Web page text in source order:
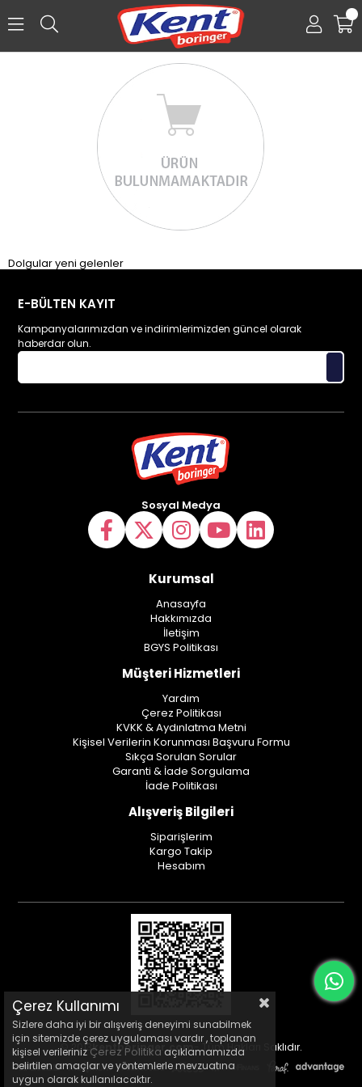
Üye Ol Facebook İle Bağlan
0
Dolgular yeni gelenler
E-BÜLTEN KAYIT
Kampanyalarımızdan ve indirimlerimizden güncel olarak
haberdar olun.
Sosyal Medya
Kurumsal
Anasayfa
Hakkımızda
İletişim
BGYS Politikası
Müşteri Hizmetleri
Yardım
Çerez Politikası
KVKK & Aydınlatma Metni
Kişisel Verilerin Korunması Başvuru Formu
Sıkça Sorulan Sorular
Garanti & İade Sorgulama
İade Politikası
Alışveriş Bilgileri
Siparişlerim
Kargo Takip
Hesabım
© 2013kentboringer.com- Tüm Hakları Saklıdır.
Çerez Kullanımı
Sizlere daha iyi bir alışveriş deneyimi sunabilmek
için sitemizde çerez uygulaması vardır , toplanan
kişisel verileriniz Çerez Politika açıklamamızda
belirtilen amaçlar ve yöntemlerle mevzuatına
uygun olarak kullanılacaktır.